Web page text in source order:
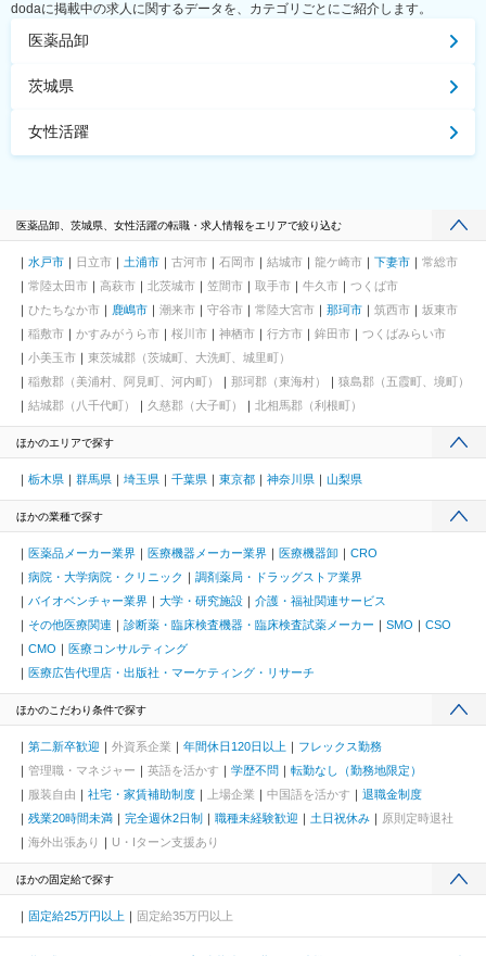
dodaに掲載中の求人に関するデータを、カテゴリごとにご紹介します。
医薬品卸
茨城県
女性活躍
医薬品卸、茨城県、女性活躍の転職・求人情報をエリアで絞り込む
水戸市 日立市 土浦市 古河市 石岡市 結城市 龍ケ崎市 下妻市
常総市
常陸太田市
高萩市 北茨城市 笠間市 取手市 牛久市
つくば市
ひたちなか市
鹿嶋市 潮来市 守谷市 常陸大宮市 那珂市 筑西市
坂東市
稲敷市
かすみがうら市 桜川市 神栖市 行方市 鉾田市
つくばみらい市
小美玉市
東茨城郡（茨城町、大洗町、城里町）
稲敷郡（美浦村、阿見町、河内町）
那珂郡（東海村）
猿島郡（五霞町、境町）
結城郡（八千代町）
久慈郡（大子町） 北相馬郡（利根町）
ほかのエリアで探す
栃木県 群馬県 埼玉県 千葉県 東京都 神奈川県 山梨県
ほかの業種で探す
医薬品メーカー業界 医療機器メーカー業界 医療機器卸
CRO
病院・大学病院・クリニック
調剤薬局・ドラッグストア業界
バイオベンチャー業界
大学・研究施設
介護・福祉関連サービス
その他医療関連
診断薬・臨床検査機器・臨床検査試薬メーカー SMO
CSO
CMO
医療コンサルティング
医療広告代理店・出版社・マーケティング・リサーチ
ほかのこだわり条件で探す
第二新卒歓迎 外資系企業 年間休日120日以上
フレックス勤務
管理職・マネジャー
英語を活かす 学歴不問
転勤なし（勤務地限定）
服装自由
社宅・家賃補助制度 上場企業 中国語を活かす
退職金制度
残業20時間未満
完全週休2日制 職種未経験歓迎 土日祝休み
原則定時退社
海外出張あり
U・Iターン支援あり
ほかの固定給で探す
固定給25万円以上 固定給35万円以上